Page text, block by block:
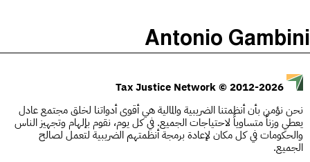
Justicia Impositiva
É Da Sua Conta
Impôts et Justice Sociale
الحلقات (0)
المصطلحات
يبحث
Antonio Gambini
© 2012-2026
نحن نؤمن بأن أنظمتنا الضريبية والمالية هي أقوى أدواتنا لخلق مجتمع عادل
يعطي وزناً متساوياً لاحتياجات الجميع. في كل يوم، نقوم بإلهام وتجهيز الناس
والحكومات في كل مكان لإعادة برمجة أنظمتهم الضريبية لتعمل لصالح
الجميع.